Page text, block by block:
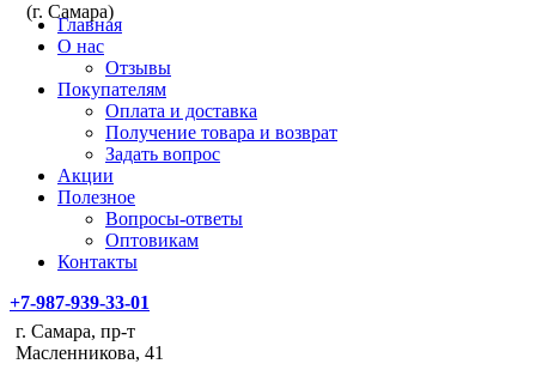
(г. Самара)
Главная
О нас
Отзывы
Покупателям
Оплата и доставка
Получение товара и возврат
Задать вопрос
Акции
Полезное
Вопросы-ответы
Оптовикам
Контакты
+7-987-939-33-01
г. Самара, пр-т
Масленникова, 41